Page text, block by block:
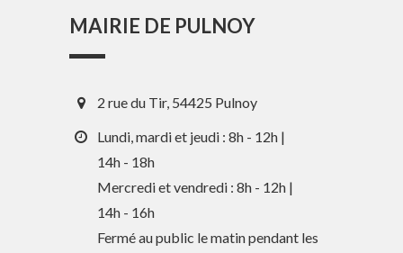
MAIRIE DE PULNOY
2 rue du Tir, 54425 Pulnoy
Lundi, mardi et jeudi : 8h - 12h |
14h - 18h
Mercredi et vendredi : 8h - 12h |
14h - 16h
Fermé au public le matin pendant les